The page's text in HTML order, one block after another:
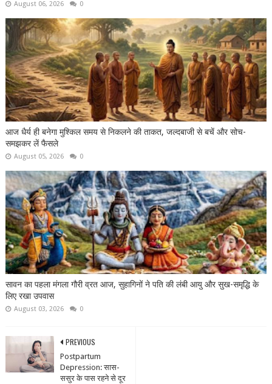
August 06, 2026 0
आज धैर्य ही बनेगा मुश्किल समय से निकलने की ताकत, जल्दबाजी से बचें और सोच-
समझकर लें फैसले
August 05, 2026 0
सावन का पहला मंगला गौरी व्रत आज, सुहागिनों ने पति की लंबी आयु और सुख-समृद्धि के
लिए रखा उपवास
August 03, 2026 0
PREVIOUS
Postpartum
Depression: सास-
ससुर के पास रहने से दूर